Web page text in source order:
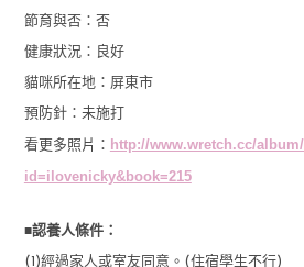
節育與否：否
健康狀況：良好
貓咪所在地：屏東市
預防針：未施打
看更多照片：
http://www.wretch.cc/
id=ilovenicky&book=215
■認養人條件：
(1)經過家人或室友同意。(住宿學生不行)